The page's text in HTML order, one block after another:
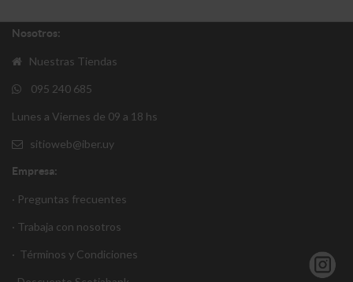
Nosotros:
Nuestras Tiendas
095 240 685
Lunes a Viernes de 09 a 18 hs
sitioweb@iber.uy
Empresa:
· Preguntas frecuentes
· Trabaja con nosotros
· Términos y Condiciones